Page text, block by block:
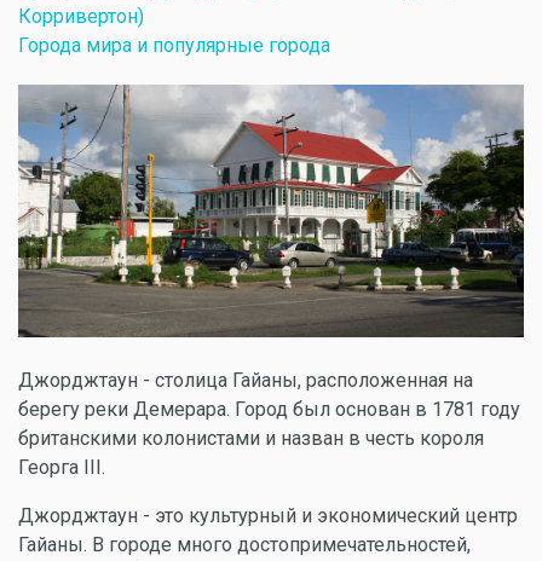
Корривертон)
Города мира и популярные города
Джорджтаун - столица Гайаны, расположенная на
берегу реки Демерара. Город был основан в 1781 году
британскими колонистами и назван в честь короля
Георга III.
Джорджтаун - это культурный и экономический центр
Гайаны. В городе много достопримечательностей,